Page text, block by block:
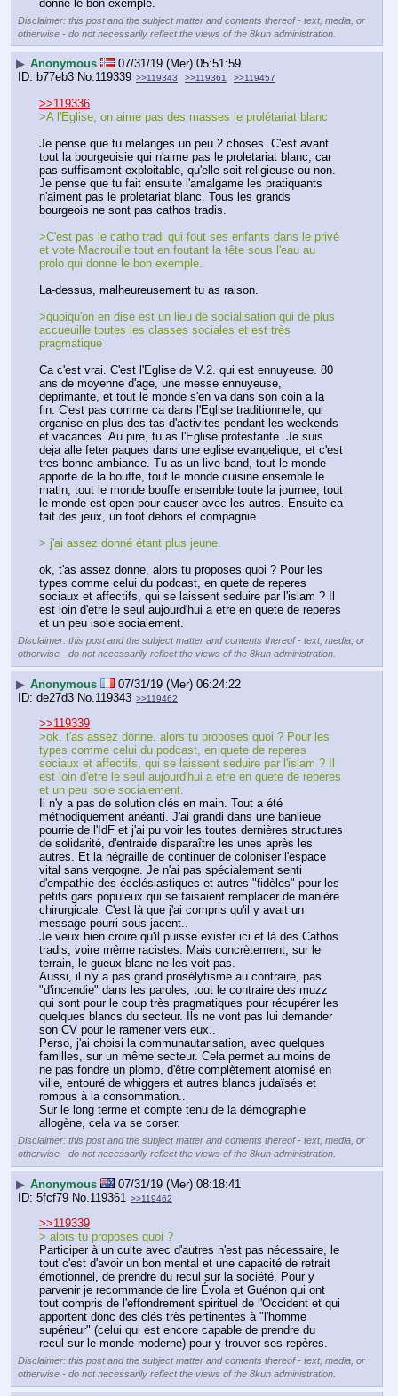
donne le bon exemple.
Disclaimer: this post and the subject matter and contents thereof - text, media, or
otherwise - do not necessarily reflect the views of the 8kun administration.
▶ Anonymous
07/31/19 (Mer) 05:51:59
b77eb3 No.119339 >>119343 >>119361 >>119457
>>119336
>A l'Eglise, on aime pas des masses le prolétariat blanc
Je pense que tu melanges un peu 2 choses. C'est avant
tout la bourgeoisie qui n'aime pas le proletariat blanc, car
pas suffisament exploitable, qu'elle soit religieuse ou non.
Je pense que tu fait ensuite l'amalgame les pratiquants
n'aiment pas le proletariat blanc. Tous les grands
bourgeois ne sont pas cathos tradis.
>C'est pas le catho tradi qui fout ses enfants dans le privé
et vote Macrouille tout en foutant la tête sous l'eau au
prolo qui donne le bon exemple.
La-dessus, malheureusement tu as raison.
>quoiqu'on en dise est un lieu de socialisation qui de plus
accueuille toutes les classes sociales et est très
pragmatique
Ca c'est vrai. C'est l'Eglise de V.2. qui est ennuyeuse. 80
ans de moyenne d'age, une messe ennuyeuse,
deprimante, et tout le monde s'en va dans son coin a la
fin. C'est pas comme ca dans l'Eglise traditionnelle, qui
organise en plus des tas d'activites pendant les weekends
et vacances. Au pire, tu as l'Eglise protestante. Je suis
deja alle feter paques dans une eglise evangelique, et c'est
tres bonne ambiance. Tu as un live band, tout le monde
apporte de la bouffe, tout le monde cuisine ensemble le
matin, tout le monde bouffe ensemble toute la journee, tout
le monde est open pour causer avec les autres. Ensuite ca
fait des jeux, un foot dehors et compagnie.
> j'ai assez donné étant plus jeune.
ok, t'as assez donne, alors tu proposes quoi ? Pour les
types comme celui du podcast, en quete de reperes
sociaux et affectifs, qui se laissent seduire par l'islam ? Il
est loin d'etre le seul aujourd'hui a etre en quete de reperes
et un peu isole socialement.
Disclaimer: this post and the subject matter and contents thereof - text, media, or
otherwise - do not necessarily reflect the views of the 8kun administration.
▶ Anonymous
07/31/19 (Mer) 06:24:22
de27d3 No. 119343 >>119462
>>119339
>ok, t'as assez donne, alors tu proposes quoi ? Pour les
types comme celui du podcast, en quete de reperes
sociaux et affectifs, qui se laissent seduire par l'islam ? Il
est loin d'etre le seul aujourd'hui a etre en quete de reperes
et un peu isole socialement.
Il n'y a pas de solution clés en main. Tout a été
méthodiquement anéanti. J'ai grandi dans une banlieue
pourrie de l'IdF et j'ai pu voir les toutes dernières structures
de solidarité, d'entraide disparaître les unes après les
autres. Et la négraille de continuer de coloniser l'espace
vital sans vergogne. Je n'ai pas spécialement senti
d'empathie des écclésiastiques et autres "fidèles" pour les
petits gars populeux qui se faisaient remplacer de manière
chirurgicale. C'est là que j'ai compris qu'il y avait un
message pourri sous-jacent..
Je veux bien croire qu'il puisse exister ici et là des Cathos
tradis, voire même racistes. Mais concrètement, sur le
terrain, le gueux blanc ne les voit pas.
Aussi, il n'y a pas grand prosélytisme au contraire, pas
"d'incendie" dans les paroles, tout le contraire des muzz
qui sont pour le coup très pragmatiques pour récupérer les
quelques blancs du secteur. Ils ne vont pas lui demander
son CV pour le ramener vers eux..
Perso, j'ai choisi la communautarisation, avec quelques
familles, sur un même secteur. Cela permet au moins de
ne pas fondre un plomb, d'être complètement atomisé en
ville, entouré de whiggers et autres blancs judaïsés et
rompus à la consommation..
Sur le long terme et compte tenu de la démographie
allogène, cela va se corser.
Disclaimer: this post and the subject matter and contents thereof - text, media, or
otherwise - do not necessarily reflect the views of the 8kun administration.
▶ Anonymous
07/31/19 (Mer) 08:18:41
5fcf79 No. 119361 >>119462
>>119339
> alors tu proposes quoi ?
Participer à un culte avec d'autres n'est pas nécessaire, le
tout c'est d'avoir un bon mental et une capacité de retrait
émotionnel, de prendre du recul sur la société. Pour y
parvenir je recommande de lire Évola et Guénon qui ont
tout compris de l'effondrement spirituel de l'Occident et qui
apportent donc des clés très pertinentes à "l'homme
supérieur" (celui qui est encore capable de prendre du
recul sur le monde moderne) pour y trouver ses repères.
Disclaimer: this post and the subject matter and contents thereof - text, media, or
otherwise - do not necessarily reflect the views of the 8kun administration.